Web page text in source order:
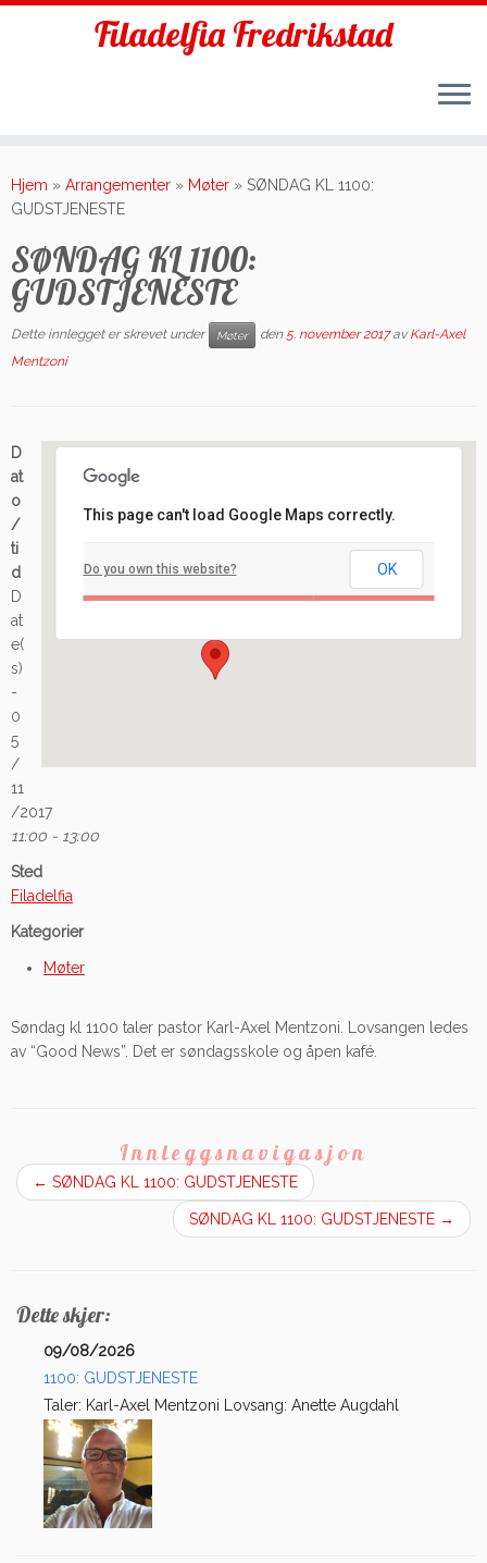
to
content
Filadelfia Fredrikstad
Hjem » Arrangementer » Møter » SØNDAG KL 1100:
GUDSTJENESTE
SØNDAG KL 1100:
GUDSTJENESTE
Dette innlegget er skrevet under Møter den 5. november 2017 avKarl-Axel
Mentzoni
Arrangement
This page can't load Google Maps correctly.
Do you own this website? OK
D
at
o
/
ti
d
D
at
e(
s)
-
0
5
/
11
/2017
11:00 - 13:00
Sted
Filadelfia
Kategorier
Møter
Søndag kl 1100 taler pastor Karl-Axel Mentzoni. Lovsangen ledes
av “Good News”. Det er søndagsskole og åpen kafé.
Innleggsnavigasjon
← SØNDAG KL 1100: GUDSTJENESTE
SØNDAG KL 1100: GUDSTJENESTE →
Dette skjer:
09/08/2026
1100: GUDSTJENESTE
Taler: Karl-Axel Mentzoni Lovsang: Anette Augdahl